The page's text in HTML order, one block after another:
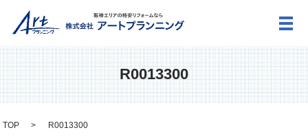
メ
R0013300
TOP R0013300